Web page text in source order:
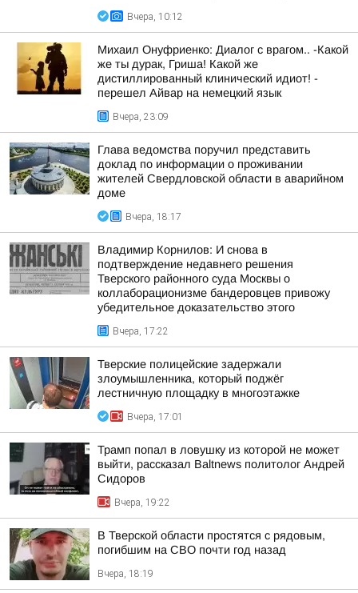
Вчера, 10:12
Михаил Онуфриенко: Диалог с врагом.. -Какой
же ты дурак, Гриша! Какой же
дистиллированный клинический идиот! -
перешел Айвар на немецкий язык
Вчера, 23:09
Глава ведомства поручил представить
доклад по информации о проживании
жителей Свердловской области в аварийном
доме
Вчера, 18:17
Владимир Корнилов: И снова в
подтверждение недавнего решения
Тверского районного суда Москвы о
коллаборационизме бандеровцев привожу
убедительное доказательство этого
Вчера, 17:22
Тверские полицейские задержали
злоумышленника, который поджёг
лестничную площадку в многоэтажке
Вчера, 17:01
Трамп попал в ловушку из которой не может
выйти, рассказал Baltnews политолог Андрей
Сидоров
Вчера, 19:22
В Тверской области простятся с рядовым,
погибшим на СВО почти год назад
Вчера, 18:19